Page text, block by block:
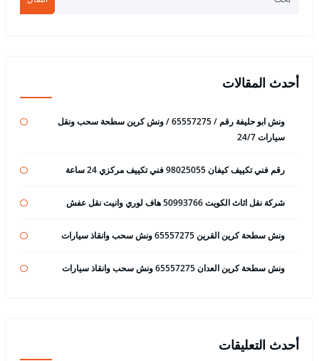
أحدث المقالات
ونش ابو حليفة رقم / 65557275 / ونش كرين سطحة سحب ونقل
سيارات 24/7
رقم فني تكييف كيفان 98025055 فني تكييف مركزي 24 ساعة
شركة نقل اثاث الكويت 50993766 هاف لوري وانيت نقل عفش
ونش سطحة كرين القرين 65557275 ونش سحب وانقاذ سيارات
ونش سطحة كرين العدان 65557275 ونش سحب وانقاذ سيارات
أحدث التعليقات